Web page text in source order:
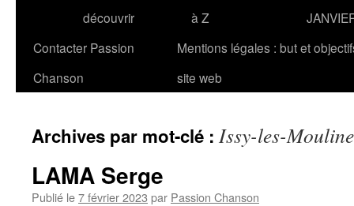
découvrir
à Z
Contacter Passion
Chanson
Mentions légales : but et
site web
Archives par mot-clé : Issy-les-
LAMA Serge
Publié le7 février 2023 par Passion Chanson